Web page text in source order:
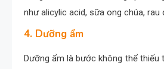
như alicylic acid, sữa ong chúa, rau
4. Dưỡng ẩm
Dưỡng ẩm là bước không thể thiếu